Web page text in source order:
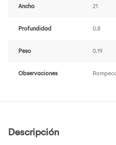
Ancho 21
Profundidad 0.8
Peso 0.19
Observaciones
Descripción